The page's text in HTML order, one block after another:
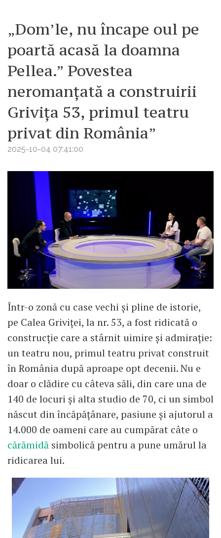
„Dom’le, nu încape oul pe
poartă acasă la doamna
Pellea.” Povestea
neromanțată a construirii
Grivița 53, primul teatru
privat din România”
2025-10-04 07:41:00
Într-o zonă cu case vechi și pline de istorie,
pe Calea Griviței, la nr. 53, a fost ridicată o
construcție care a stârnit uimire și admirație:
un teatru nou, primul teatru privat construit
în România după aproape opt decenii. Nu e
doar o clădire cu câteva săli, din care una de
140 de locuri și alta studio de 70, ci un simbol
născut din încăpățânare, pasiune și ajutorul a
14.000 de oameni care au cumpărat câte o
cărămidă simbolică pentru a pune umărul la
ridicarea lui.